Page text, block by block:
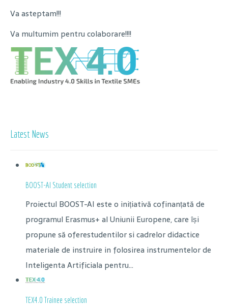
Va asteptam!!!
Va multumim pentru colaborare!!!!
Latest News
BOOST-AI Student selection
Proiectul BOOST-AI este o inițiativă cofinanțată de
programul Erasmus+ al Uniunii Europene, care își
propune să oferestudentilor si cadrelor didactice
materiale de instruire in folosirea instrumentelor de
Inteligenta Artificiala pentru...
TEX4.0 Trainee selection